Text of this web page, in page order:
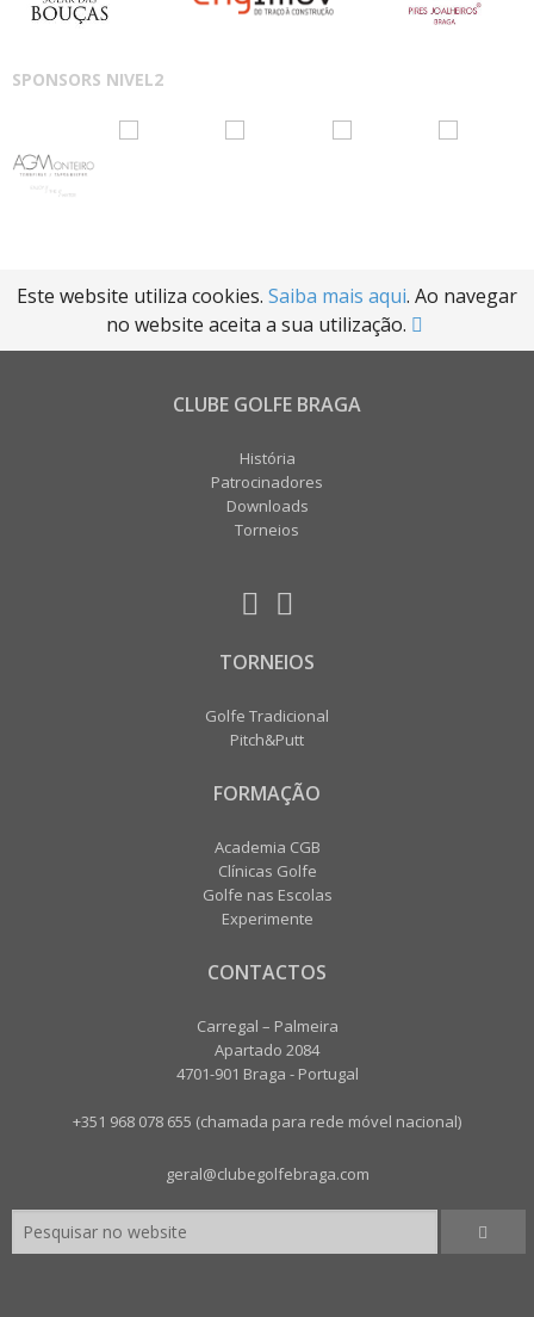
SPONSORS NIVEL2
Este website utiliza cookies. Saiba mais aqui. Ao navegar
no website aceita a sua utilização.
CLUBE GOLFE BRAGA
História
Patrocinadores
Downloads
Torneios
TORNEIOS
Golfe Tradicional
Pitch&Putt
FORMAÇÃO
Academia CGB
Clínicas Golfe
Golfe nas Escolas
Experimente
CONTACTOS
Carregal – Palmeira
Apartado 2084
4701-901 Braga - Portugal
+351 968 078 655 (chamada para rede móvel nacional)
geral@clubegolfebraga.com